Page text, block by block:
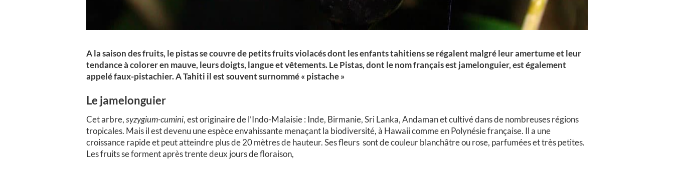
A la saison des fruits, le pistas se couvre de petits fruits violacés dont les enfants tahitiens se régalent malgré leur amertume et leur
tendance à colorer en mauve, leurs doigts, langue et vêtements. Le Pistas, dont le nom français est jamelonguier, est également
appelé faux-pistachier. A Tahiti il est souvent surnommé « pistache »
Le jamelonguier
Cet arbre,syzygium-cumini, est originaire de l’Indo-Malaisie : Inde, Birmanie, Sri Lanka, Andaman et cultivé dans de nombreuses régions
tropicales. Mais il est devenu une espèce envahissante menaçant la biodiversité, à Hawaii comme en Polynésie française. Il a une
croissance rapide et peut atteindre plus de 20 mètres de hauteur. Ses fleurs sont de couleur blanchâtre ou rose, parfumées et très petites.
Les fruits se forment après trente deux jours de floraison,